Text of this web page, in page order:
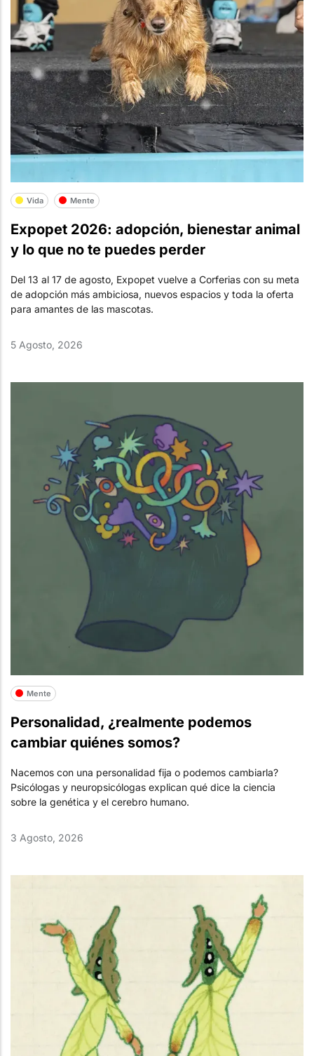
Vida Mente
Expopet 2026: adopción, bienestar animal
y lo que no te puedes perder
Del 13 al 17 de agosto, Expopet vuelve a Corferias con su meta
de adopción más ambiciosa, nuevos espacios y toda la oferta
para amantes de las mascotas.
5 Agosto, 2026
Mente
Personalidad, ¿realmente podemos
cambiar quiénes somos?
Nacemos con una personalidad fija o podemos cambiarla?
Psicólogas y neuropsicólogas explican qué dice la ciencia
sobre la genética y el cerebro humano.
3 Agosto, 2026